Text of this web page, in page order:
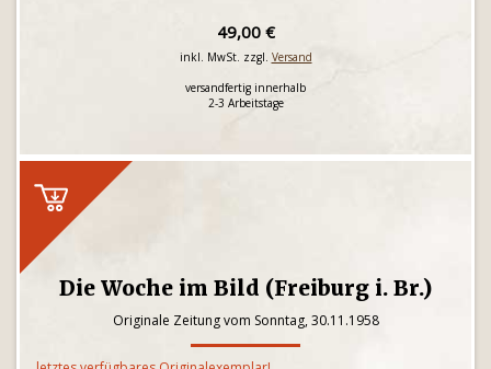
49,00 €
inkl. MwSt. zzgl. Versand
versandfertig innerhalb
2-3 Arbeitstage
Die Woche im Bild (Freiburg i. Br.)
Originale Zeitung vom Sonntag, 30.11.1958